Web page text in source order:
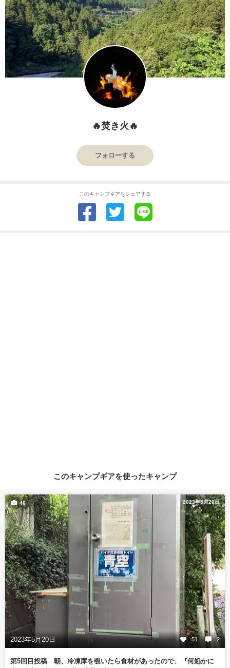
🔥焚き火🔥
フォローする
このキャンプギアをシェアする
このキャンプギアを使ったキャンプ
2023年5月20日
2023年5月20日 51 2
46
第5回目投稿 朝、冷凍庫を覗いたら食材があったので、『何処かに